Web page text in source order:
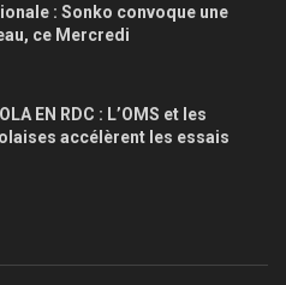
: Sonko convoque une
ce Mercredi
EN RDC : L’OMS et les
accélèrent les essais